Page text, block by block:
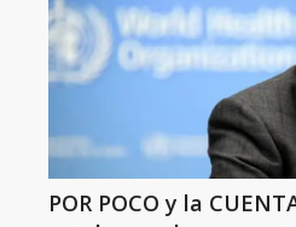
POR POCO y la